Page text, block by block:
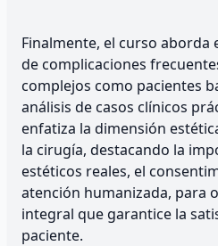
Finalmente, el curso aborda
de complicaciones
complejos como pacientes
análisis de casos clínicos
enfatiza la dimensión
la cirugía, destacando la
estéticos reales, el
atención humanizada, para
integral que garantice la
paciente.